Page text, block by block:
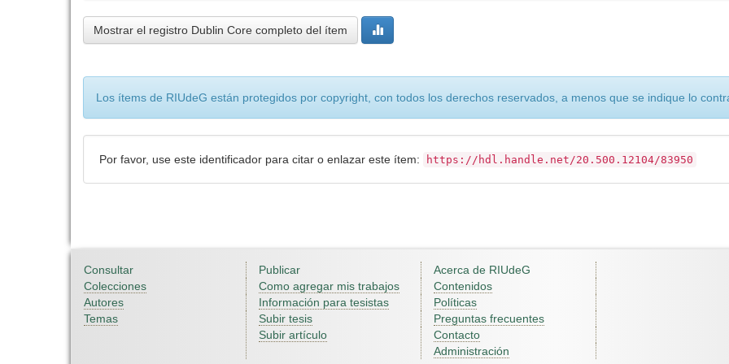
Mostrar el registro Dublin Core completo del ítem
Los ítems de RIUdeG están protegidos por copyright, con todos los derechos reservados, a menos que se indique lo
Por favor, use este identificador para citar o enlazar este ítem: https://hdl.handle.net/20.500.12104/83950
Consultar
Colecciones
Autores
Temas
Publicar
Como agregar mis trabajos
Información para tesistas
Subir tesis
Subir artículo
Acerca de RIUdeG
Contenidos
Políticas
Preguntas frecuentes
Contacto
Administración